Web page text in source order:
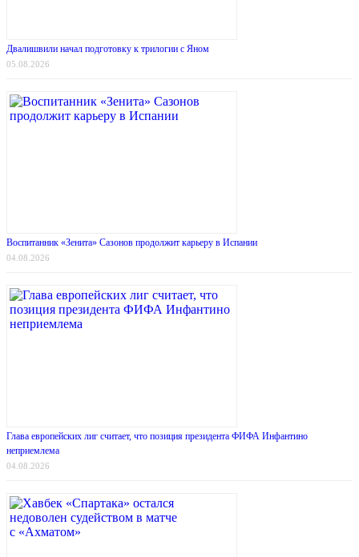
Двалишвили начал подготовку к трилогии с Яном
05.08.2026
Воспитанник «Зенита» Сазонов продолжит карьеру в Испании
04.08.2026
Глава европейских лиг считает, что позиция президента ФИФА Инфантино
неприемлема
04.08.2026